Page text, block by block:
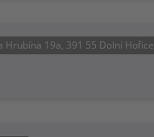
Hrubína 19a, 391 55 Dolní Hořice